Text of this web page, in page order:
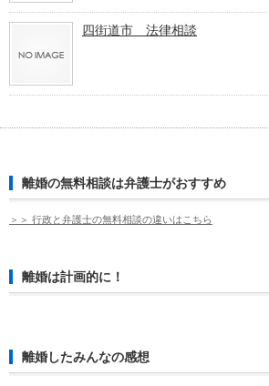
四街道市 法律相談
離婚の無料相談は弁護士がおすすめ
＞＞ 行政と弁護士の無料相談の違いはこちら
離婚は計画的に！
離婚したみんなの感想